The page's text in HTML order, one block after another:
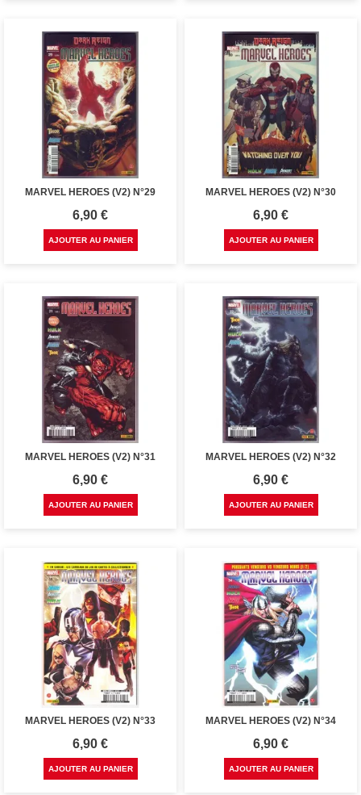
MARVEL HEROES (V2) N°29
Prix
6,90 €
AJOUTER AU PANIER
MARVEL HEROES (V2) N°30
Prix
6,90 €
AJOUTER AU PANIER
MARVEL HEROES (V2) N°31
Prix
6,90 €
AJOUTER AU PANIER
MARVEL HEROES (V2) N°32
Prix
6,90 €
AJOUTER AU PANIER
MARVEL HEROES (V2) N°33
Prix
6,90 €
AJOUTER AU PANIER
MARVEL HEROES (V2) N°34
Prix
6,90 €
AJOUTER AU PANIER